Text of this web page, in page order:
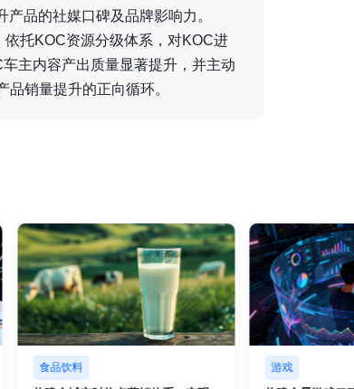
品的社媒口碑及品牌影响力。
依托KOC资源分级体系，对KOC进
主内容产出质量显著提升，并主动
品销量提升的正向循环。
食品饮料 游戏